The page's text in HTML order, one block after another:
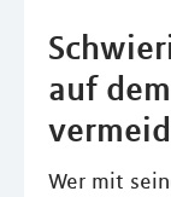
auf
Wer mit